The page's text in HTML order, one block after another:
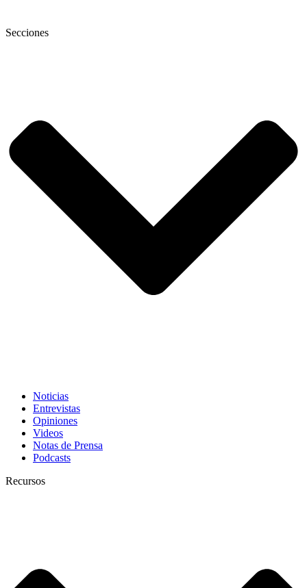
Secciones
Noticias
Entrevistas
Opiniones
Videos
Notas de Prensa
Podcasts
Recursos